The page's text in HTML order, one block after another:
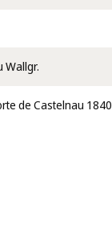
Wallgr.
de Castelnau 1840